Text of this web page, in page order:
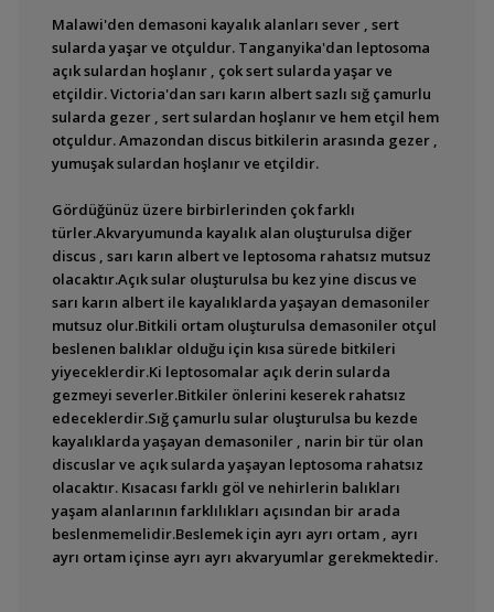
Hasta Akvaryumu
Kurtarmak
Meşe Yaprağı Faydaları
Ve Kullanım Şekli
Melatonin Hormonu,
Sağlıklı Balık Bakmanın
4 Temel Kuralı
Yeni Kurulan
Akvaryumda Hızlı Su
Berraklaştırma
Yeni Tank Sendromu
Ve Azot Döngüsü
Malawi'den demasoni kayalık alanları sever , sert
sularda yaşar ve otçuldur. Tanganyika'dan leptosoma
açık sulardan hoşlanır , çok sert sularda yaşar ve
etçildir. Victoria'dan sarı karın albert sazlı sığ çamurlu
sularda gezer , sert sulardan hoşlanır ve hem etçil hem
otçuldur. Amazondan discus bitkilerin arasında gezer ,
yumuşak sulardan hoşlanır ve etçildir.
Gördüğünüz üzere birbirlerinden çok farklı
türler.Akvaryumunda kayalık alan oluşturulsa diğer
discus , sarı karın albert ve leptosoma rahatsız mutsuz
olacaktır.Açık sular oluşturulsa bu kez yine discus ve
sarı karın albert ile kayalıklarda yaşayan demasoniler
mutsuz olur.Bitkili ortam oluşturulsa demasoniler otçul
beslenen balıklar olduğu için kısa sürede bitkileri
yiyeceklerdir.Ki leptosomalar açık derin sularda
gezmeyi severler.Bitkiler önlerini keserek rahatsız
edeceklerdir.Sığ çamurlu sular oluşturulsa bu kezde
kayalıklarda yaşayan demasoniler , narin bir tür olan
discuslar ve açık sularda yaşayan leptosoma rahatsız
olacaktır. Kısacası farklı göl ve nehirlerin balıkları
yaşam alanlarının farklılıkları açısından bir arada
beslenmemelidir.Beslemek için ayrı ayrı ortam , ayrı
ayrı ortam içinse ayrı ayrı akvaryumlar gerekmektedir.